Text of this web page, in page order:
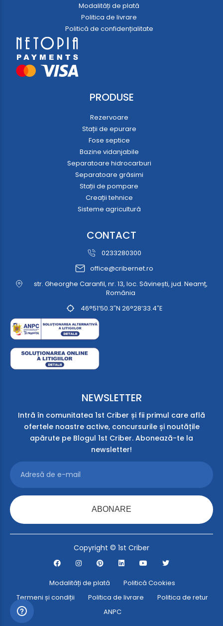
Modalități de plată
Politica de livrare
Politică de confidențialitate
PRODUSE
Rezervoare
Stații de epurare
Fose septice
Bazine vidanjabile
Separatoare hidrocarburi
Separatoare grăsimi
Stații de pompare
Creații tehnice
Sisteme agricultură
CONTACT
0233280300
office@cribernet.ro
str. Gheorghe Caranfil, nr. 13, loc. Săvinești, jud. Neamț,
România
46°51’50.3″N 26°28’33.4″E
NEWSLETTER
Intră în comunitatea 1st Criber și fii primul care află
ofertele noastre active, concursurile și noutățile
apărute pe Blogul 1st Criber. Abonează-te la
newsletter!
ABONARE
Copyright © 1st Criber
Modalități de plată
Politică Cookies
Termeni și condiții
Politica de livrare
Politica de retur
ANPC